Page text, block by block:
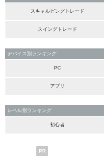
スキャルピングトレード
スイングトレード
デバイス別ランキング
PC
アプリ
レベル別ランキング
初心者
PR